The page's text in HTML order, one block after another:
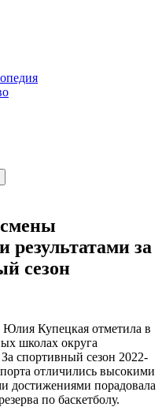
за
сезон
Купецкая отметила в
школах округа
спортивный сезон 2022-
отличились высокими
достижениями порадовала
по баскетболу.